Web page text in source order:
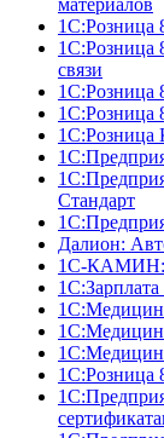
1С:Розница
1С:Розница
связи
1С:Розница
1С:Розница
1С:Розница
Стандарт
Далион:
1С-КАМИН:
1С:Розница